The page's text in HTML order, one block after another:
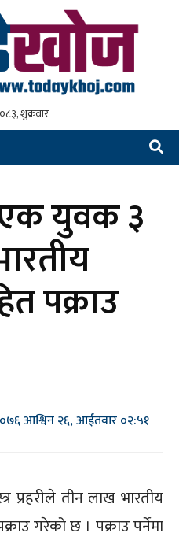
एक युवक ३
पक्राउ
आश्विन २६, आईतवार ०२:५१
प्रहरीले तीन लाख भारतीय
गरेको छ । पक्राउ पर्नेमा